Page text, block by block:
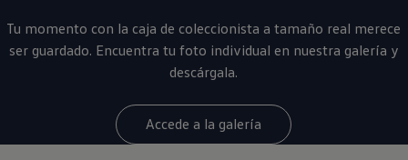
Tu momento con la caja de coleccionista a tamaño real merece
ser guardado. Encuentra tu foto individual en nuestra galería y
descárgala.
Accede a la galería